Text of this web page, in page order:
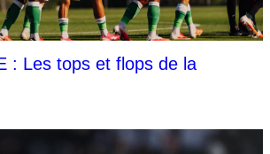
: Les tops et flops de la